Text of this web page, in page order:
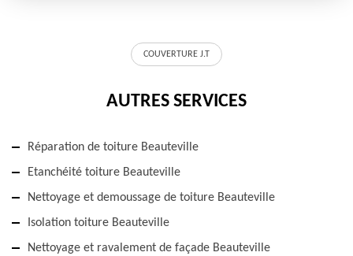
COUVERTURE J.T
AUTRES SERVICES
Réparation de toiture Beauteville
Etanchéité toiture Beauteville
Nettoyage et demoussage de toiture Beauteville
Isolation toiture Beauteville
Nettoyage et ravalement de façade Beauteville